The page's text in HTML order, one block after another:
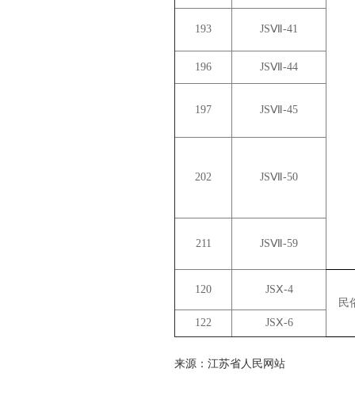
193 JSⅦ-41
196 JSⅦ-44
197 JSⅦ-45
202 JSⅦ-50
211 JSⅦ-59
120
JSⅩ-4
民
122
JSⅩ-6
来源：江苏省人民网站